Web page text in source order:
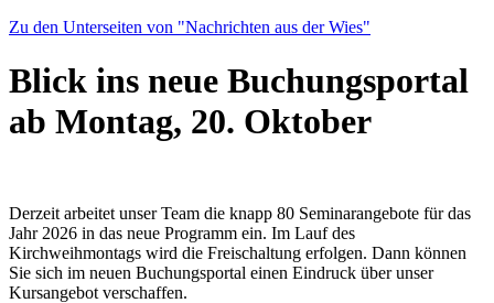
Zu den Unterseiten von "Nachrichten aus der Wies"
Blick ins neue Buchungsportal
ab Montag, 20. Oktober
Derzeit arbeitet unser Team die knapp 80 Seminarangebote für das
Jahr 2026 in das neue Programm ein. Im Lauf des
Kirchweihmontags wird die Freischaltung erfolgen. Dann können
Sie sich im neuen Buchungsportal einen Eindruck über unser
Kursangebot verschaffen.